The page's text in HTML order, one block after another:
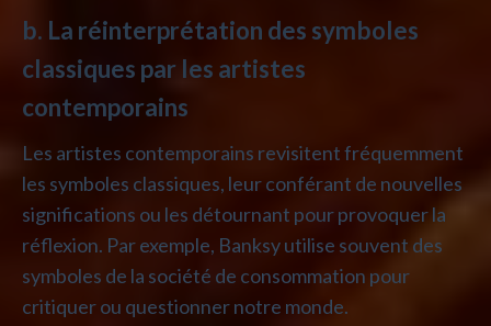
b. La réinterprétation des symboles
classiques par les artistes
contemporains
Les artistes contemporains revisitent fréquemment
les symboles classiques, leur conférant de nouvelles
significations ou les détournant pour provoquer la
réflexion. Par exemple, Banksy utilise souvent des
symboles de la société de consommation pour
critiquer ou questionner notre monde.